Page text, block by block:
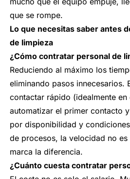
que se rompe.
Lo que necesitas saber antes
de limpieza
¿Cómo contratar personal de
Reduciendo al máximo los
eliminando pasos innecesarios.
contactar rápido (idealmente en
automatizar el primer contacto
por disponibilidad y
de procesos, la velocidad no
marca la diferencia.
¿Cuánto cuesta contratar